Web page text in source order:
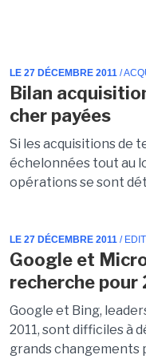
LE 27 DÉCEMBRE 2011 /
Bilan
cher payées
Si les acquisitions de
échelonnées tout au
opérations se sont
LE 27 DÉCEMBRE 2011 /
Google et
recherche pour
Google et Bing,
2011, sont difficiles à
grands changements